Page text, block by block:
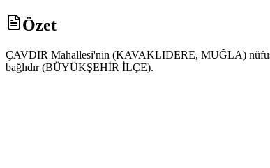
Özet
ÇAVDIR Mahallesi'nin (KAVAKLIDERE, MUĞLA)
bağlıdır (BÜYÜKŞEHİR İLÇE).